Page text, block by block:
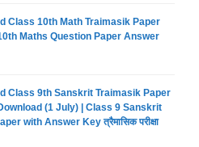
Class 10th Math Traimasik Paper
Maths Question Paper Answer
Class 9th Sanskrit Traimasik Paper
(1 July) | Class 9 Sanskrit
with Answer Key त्रैमासिक परीक्षा